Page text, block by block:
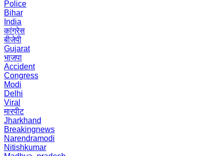
Police
Bihar
India
कांग्रेस
बीजेपी
Gujarat
भाजपा
Accident
Congress
Modi
Delhi
Viral
मारपीट
Jharkhand
Breakingnews
Narendramodi
Nitishkumar